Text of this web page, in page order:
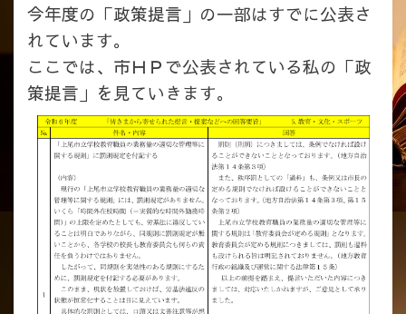
今年度の「政策提言」の一部はすでに公表さ
れています。
ここでは、市ＨＰで公表されている私の「政
策提言」を見ていきます。